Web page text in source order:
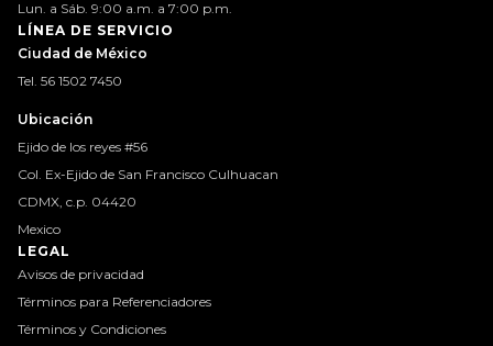
Lun. a Sáb. 9:00 a.m. a 7:00 p.m.
LÍNEA DE SERVICIO
Ciudad de México
Tel. 56 1502 7450
Ubicación
Ejido de los reyes #56
Col. Ex-Ejido de San Francisco Culhuacan
CDMX, c.p. 04420
Mexico
LEGAL
Avisos de privacidad
Términos para Referenciadores
Términos y Condiciones